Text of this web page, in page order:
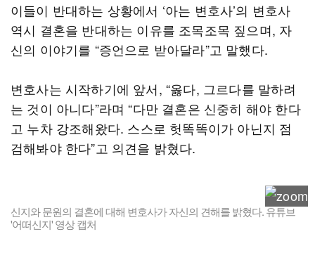
이들이 반대하는 상황에서 ‘아는 변호사’의 변호사
역시 결혼을 반대하는 이유를 조목조목 짚으며, 자
신의 이야기를 “증언으로 받아달라”고 말했다.
변호사는 시작하기에 앞서, “옳다, 그르다를 말하려
는 것이 아니다”라며 “다만 결혼은 신중히 해야 한다
고 누차 강조해왔다. 스스로 헛똑똑이가 아닌지 점
검해봐야 한다”고 의견을 밝혔다.
신지와 문원의 결혼에 대해 변호사가 자신의 견해를 밝혔다. 유튜브
'어떠신지' 영상 캡처